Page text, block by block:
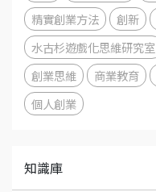
精實創業方法
創新
水古杉遊戲化思維研究室
創業思維
商業教育
個人創業
知識庫